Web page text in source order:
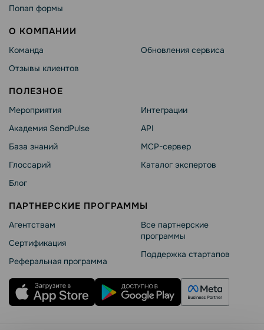
Попап формы
О КОМПАНИИ
Команда
Отзывы клиентов
Обновления сервиса
ПОЛЕЗНОЕ
Мероприятия
Академия SendPulse
База знаний
Глоссарий
Блог
Интеграции
API
MCP-сервер
Каталог экспертов
ПАРТНЕРСКИЕ ПРОГРАММЫ
Агентствам
Сертификация
Реферальная программа
Все партнерские
программы
Поддержка стартапов